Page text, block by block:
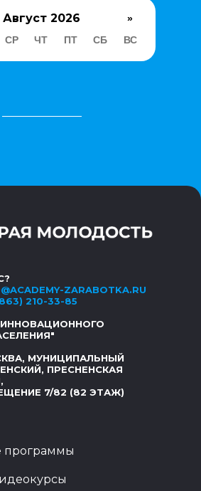
Август 2026
»
СР ЧТ ПТ СБ ВС
ZARABOTKA.RU
210-33-85
МУНИЦИПАЛЬНЫЙ
ПРЕСНЕНСКАЯ
7/82 (82 ЭТАЖ)